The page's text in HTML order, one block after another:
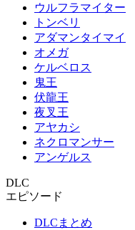
ウルフラマイター
トンベリ
アダマンタイマイ
オメガ
ケルベロス
鬼王
伏龍王
夜叉王
アヤカシ
ネクロマンサー
アンゲルス
DLC
エピソード
DLCまとめ